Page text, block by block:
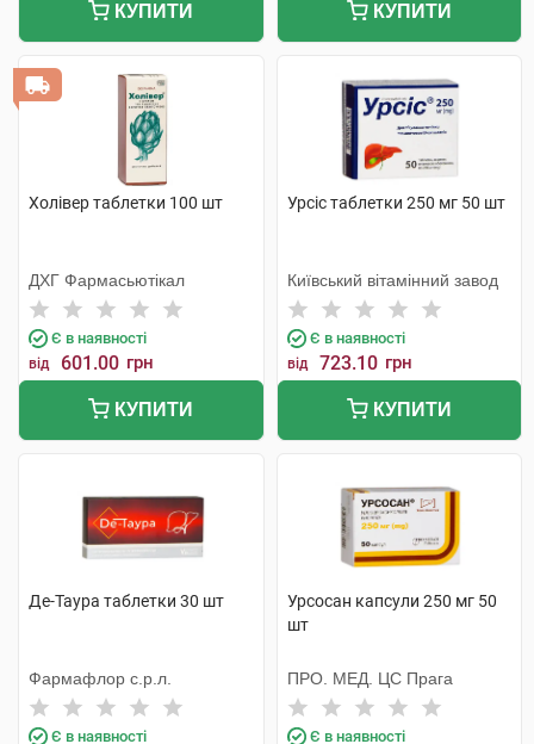
КУПИТИ КУПИТИ
Холівер таблетки 100 шт
ДХГ Фармасьютікал
Є в наявності
від 601.00 грн
КУПИТИ
Урсіс таблетки 250 мг 50 шт
Київський вітамінний завод
Є в наявності
від 723.10 грн
КУПИТИ
Де-Таура таблетки 30 шт
Фармафлор с.р.л.
Є в наявності
Урсосан капсули 250 мг 50
шт
ПРО. МЕД. ЦС Прага
Є в наявності